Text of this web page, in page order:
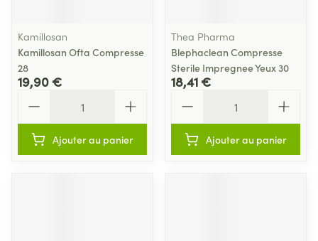
Kamillosan
Kamillosan Ofta Compresse
28
19,90 €
Ajouter au panier
Thea Pharma
Blephaclean Compresse
Sterile Impregnee Yeux 30
18,41 €
Ajouter au panier